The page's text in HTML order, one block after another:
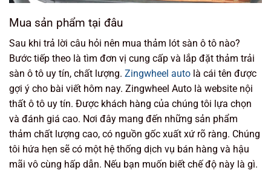
Mua sản phẩm tại đâu
Sau khi trả lời câu hỏi nên mua thảm lót sàn ô tô nào?
Bước tiếp theo là tìm đơn vị cung cấp và lắp đặt thảm trải
sàn ô tô uy tín, chất lượng. Zingwheel auto là cái tên được
gợi ý cho bài viết hôm nay. Zingwheel Auto là website nội
thất ô tô uy tín. Được khách hàng của chúng tôi lựa chọn
và đánh giá cao. Nơi đây mang đến những sản phẩm
thảm chất lượng cao, có nguồn gốc xuất xứ rõ ràng. Chúng
tôi hứa hẹn sẽ có một hệ thống dịch vụ bán hàng và hậu
mãi vô cùng hấp dẫn. Nếu bạn muốn biết chế độ này là gì.